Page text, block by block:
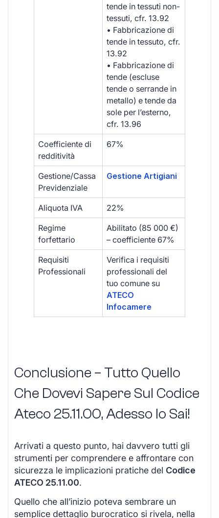
tende in tessuti non-
tessuti, cfr. 13.92
• Fabbricazione di
tende in tessuto, cfr.
13.92
• Fabbricazione di
tende (escluse
tende o serrande in
metallo) e tende da
sole per l’esterno,
cfr. 13.96
Coefficiente di
redditività
67%
Gestione/Cassa
Previdenziale
Gestione Artigiani
Aliquota IVA 22%
Regime
forfettario
Abilitato (85 000 €)
– coefficiente 67%
Requisiti
Professionali
Verifica i requisiti
professionali del
tuo comune su
ATECO
Infocamere
Conclusione – Tutto Quello
Che Dovevi Sapere Sul Codice
Ateco 25.11.00, Adesso lo Sai!
Arrivati a questo punto, hai davvero tutti gli
strumenti per comprendere e affrontare con
sicurezza le implicazioni pratiche del Codice
ATECO 25.11.00.
Quello che all’inizio poteva sembrare un
semplice dettaglio burocratico si rivela, nella